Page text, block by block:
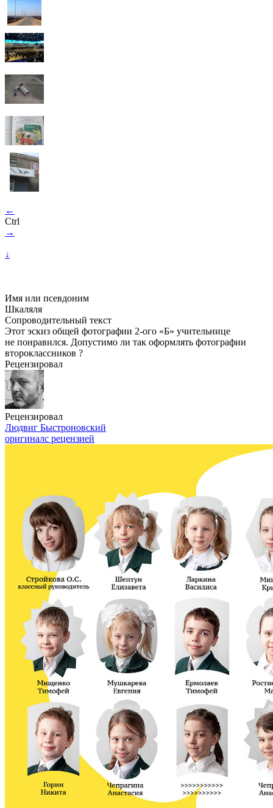
←
Ctrl
→
↓
Имя или псевдоним
Шкаляля
Сопроводительный текст
Этот эскиз общей фотографии 2-ого «Б» учительнице
не понравился. Допустимо ли так оформлять фотографии
второклассников ?
Рецензировал
Рецензировал
Людвиг Быстроновский
оригиналс рецензией